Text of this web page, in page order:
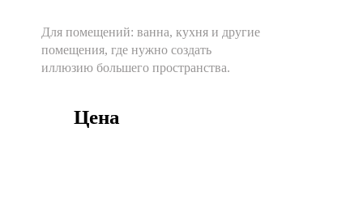
Для помещений: ванна, кухня и другие
помещения, где нужно создать
иллюзию большего пространства.
Цена